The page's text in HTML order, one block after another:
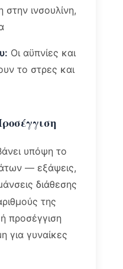
στην ινσουλίνη,
Οι αϋπνίες και
το στρες και
υπόψη το
— εξάψεις,
διάθεσης
της
προσέγγιση
για γυναίκες